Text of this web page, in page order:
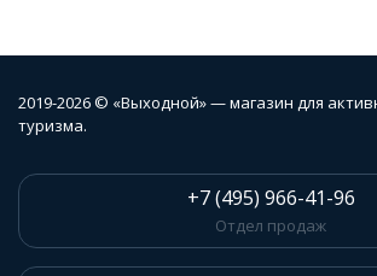
2019-2026 © «Выходной» — магазин для
туризма.
+7 (495) 966-41-96
Отдел продаж